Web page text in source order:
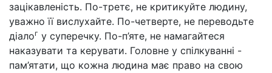
зацікавленість. По-третє, не критикуйте людину,
уважно її вислухайте. По-четверте, не переводьте
діалог у суперечку. По-п’яте, не намагайтеся
наказувати та керувати. Головне у спілкуванні -
пам’ятати, що кожна людина має право на свою